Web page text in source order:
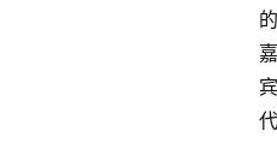
的
嘉
宾
代